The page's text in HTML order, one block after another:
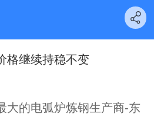
格继续持稳不变
的电弧炉炼钢生产商-东